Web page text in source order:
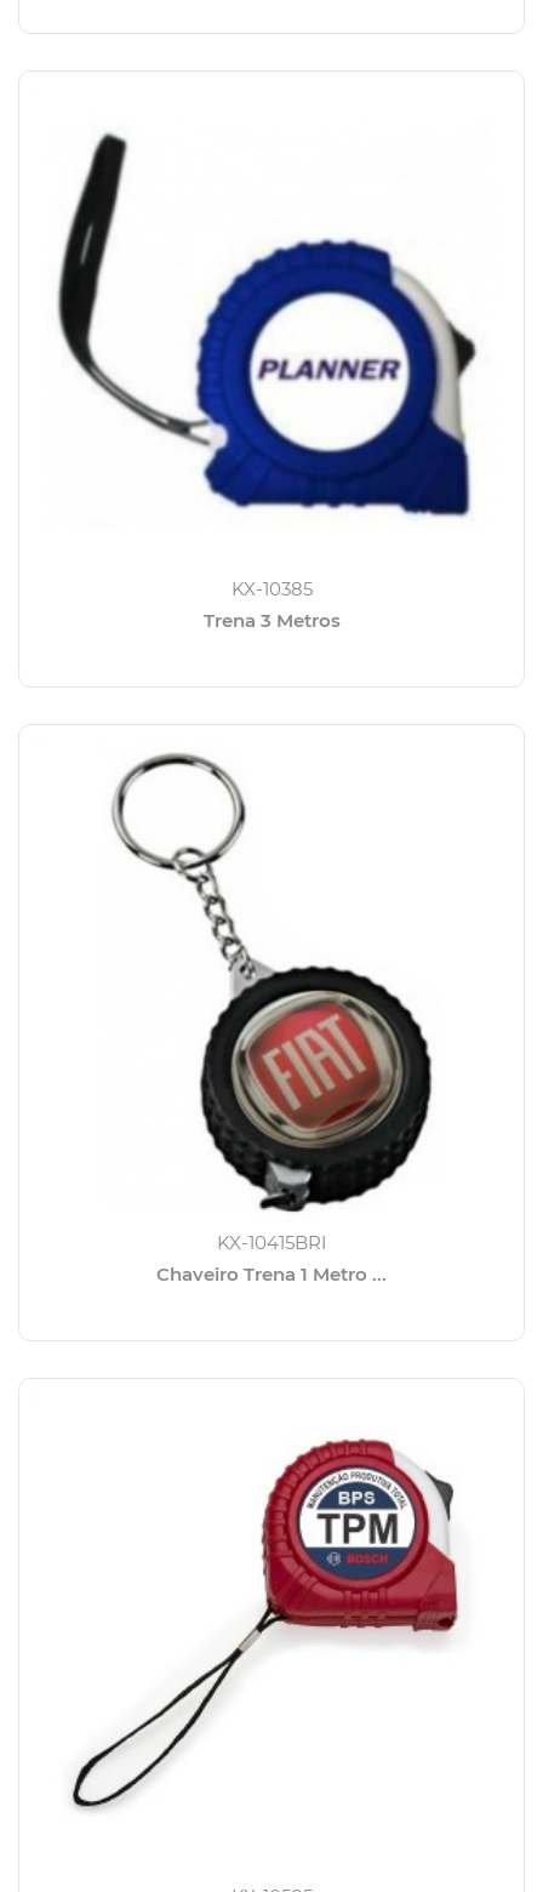
KX-10385
Trena 3 Metros
KX-10415BRI
Chaveiro Trena 1 Metro ...